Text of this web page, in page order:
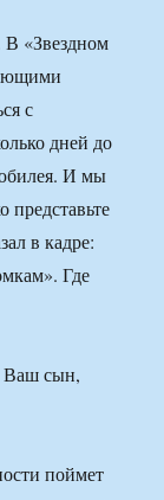
«Звездном
с
дней до
И мы
представьте
в кадре:
Где
Ваш сын,
поймет